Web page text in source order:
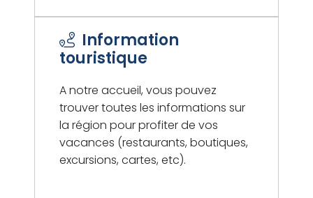
Information
touristique
A notre accueil, vous pouvez
trouver toutes les informations sur
la région pour profiter de vos
vacances (restaurants, boutiques,
excursions, cartes, etc).